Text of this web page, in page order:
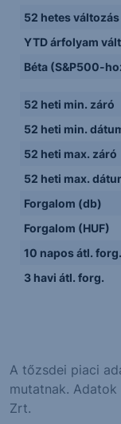
52 hetes változás
YTD árfolyam
Béta (S&P500-
52 heti min. záró
52 heti min.
52 heti max. záró
52 heti max.
Forgalom (db)
Forgalom (HUF)
10 napos átl. forg.
3 havi átl. forg.
A tőzsdei piaci
mutatnak.
Zrt.